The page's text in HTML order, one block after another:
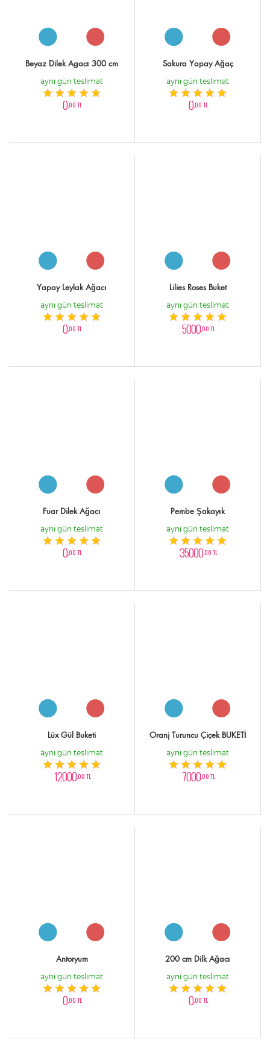
Beyaz Dilek Agacı 300 cm
aynı gün teslimat
0,00 TL
Sakura Yapay Ağaç
aynı gün teslimat
0,00 TL
Yapay Leylak Ağacı
aynı gün teslimat
0,00 TL
Lilies Roses Buket
aynı gün teslimat
5000,00 TL
Fuar Dilek Ağacı
aynı gün teslimat
0,00 TL
Pembe Şakayık
aynı gün teslimat
35000,00 TL
Lüx Gül Buketi
aynı gün teslimat
12000,00 TL
Oranj Turuncu Çiçek BUKETİ
aynı gün teslimat
7000,00 TL
Antoryum
aynı gün teslimat
0,00 TL
200 cm Dilk Ağacı
aynı gün teslimat
0,00 TL